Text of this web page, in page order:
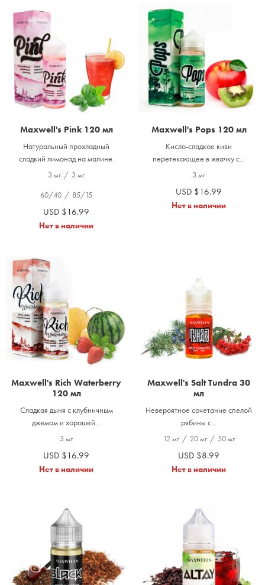
Maxwell's Pink 120 мл
Натуральный прохладный
сладкий лимонад на малине.
3 мг / 3 мг
60/40 / 85/15
USD $16.99
Нет в наличии
Maxwell's Pops 120 мл
Кисло-сладкое киви
перетекающее в жвачку с...
3 мг
USD $16.99
Нет в наличии
Maxwell's Rich Waterberry
120 мл
Сладкая дыня с клубничным
джемом и хорошей...
3 мг
USD $16.99
Нет в наличии
Maxwell's Salt Tundra 30
мл
Невероятное сочетание спелой
рябины с...
12 мг / 20 мг / 50 мг
USD $8.99
Нет в наличии